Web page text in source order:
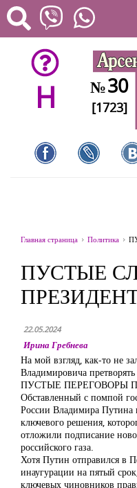
H №30
[1723]
Главная страница Политика
ПУСТЫЕ
22.05.2024
Ирина Гребнева
На мой взгляд, как-то не
Владимировича
ПУСТЫЕ ПЕРЕГОВОРЫ
Обставленный с помпой
России Владимира Путина
ключевого решения,
отложили подписание
российского газа.
Хотя Путин отправился в
инаугурации на пятый
ключевых чиновников